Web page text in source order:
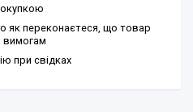
як переконаєтеся, що товар
вимогам
при свідках